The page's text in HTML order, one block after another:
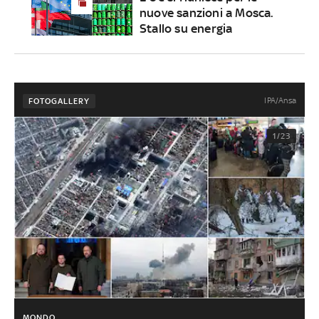
nuove sanzioni a Mosca.
Stallo su energia
FOTOGALLERY IPA/Ansa
1/23